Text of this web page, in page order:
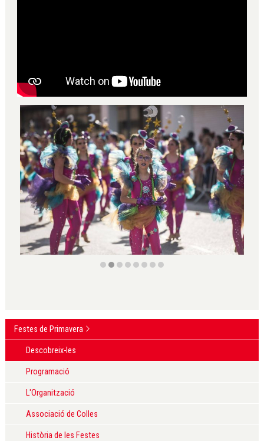
Festes de Primavera
Descobreix-les
Programació
L'Organització
Associació de Colles
Història de les Festes